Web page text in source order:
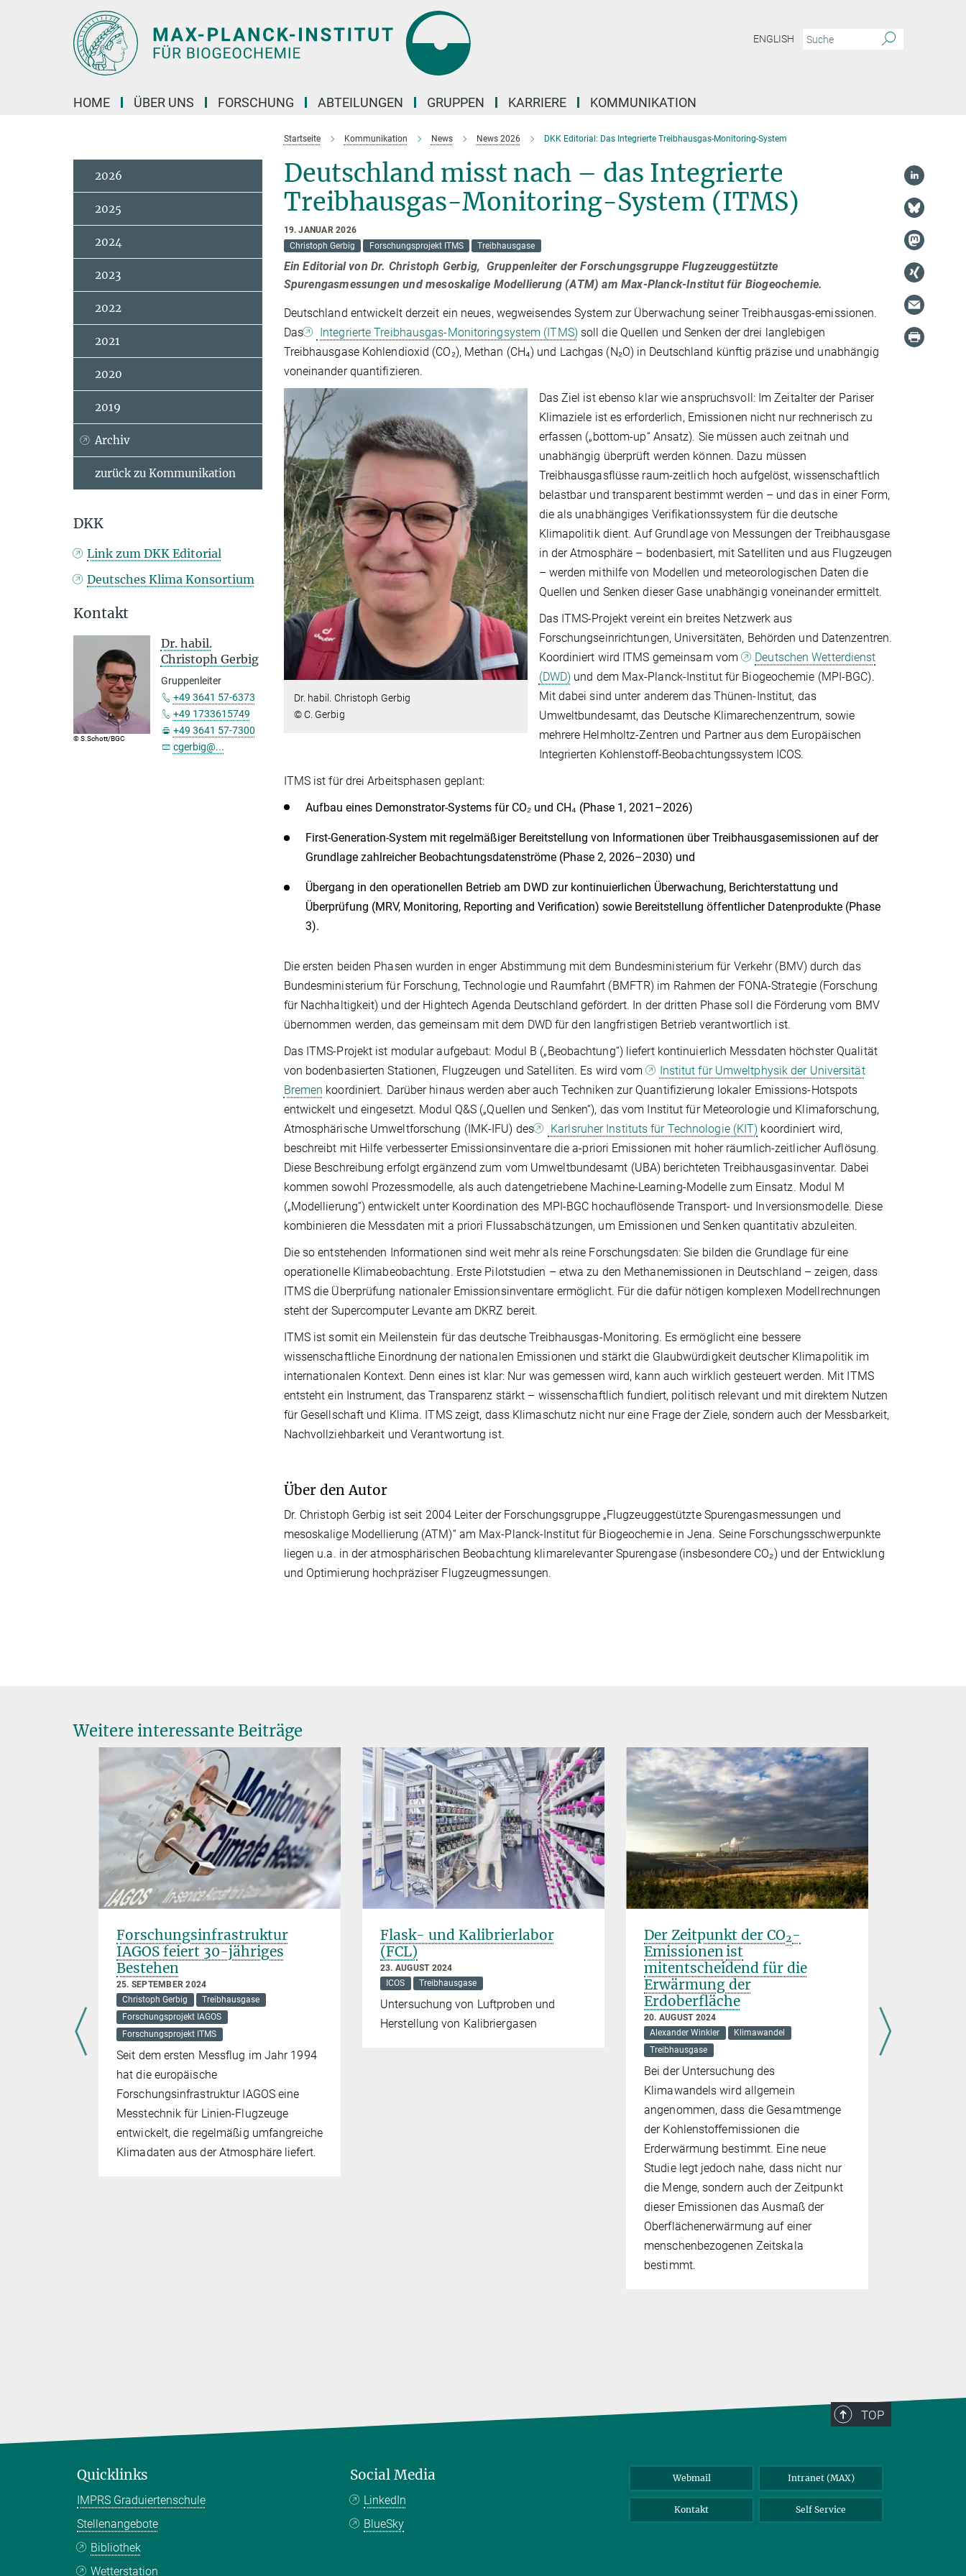
ENGLISH
HOME ÜBER UNS FORSCHUNG ABTEILUNGEN GRUPPEN KARRIERE KOMMUNIKATION
Startseite Kommunikation News News 2026 DKK Editorial: Das Integrierte Treibhausgas-Monitoring-System
Deutschland misst nach – das Integrierte
Treibhausgas-Monitoring-System (ITMS)
19. JANUAR 2026
Christoph Gerbig
Forschungsprojekt ITMS Treibhausgase
Ein Editorial von Dr. Christoph Gerbig, Gruppenleiter der Forschungsgruppe Flugzeuggestützte
Spurengasmessungen und mesoskalige Modellierung (ATM) am Max-Planck-Institut für Biogeochemie.
Deutschland entwickelt derzeit ein neues, wegweisendes System zur Überwachung seiner Treibhausgas-emissionen.
Das
Integrierte Treibhausgas-Monitoringsystem (ITMS) soll die Quellen und Senken der drei langlebigen
Treibhausgase Kohlendioxid (CO₂), Methan (CH₄) und Lachgas (N₂O) in Deutschland künftig präzise und unabhängig
voneinander quantifizieren.
Dr. habil. Christoph Gerbig
© C. Gerbig
Das Ziel ist ebenso klar wie anspruchsvoll: Im Zeitalter der Pariser
Klimaziele ist es erforderlich, Emissionen nicht nur rechnerisch zu
erfassen („bottom-up“ Ansatz). Sie müssen auch zeitnah und
unabhängig überprüft werden können. Dazu müssen
Treibhausgasflüsse raum-zeitlich hoch aufgelöst, wissenschaftlich
belastbar und transparent bestimmt werden – und das in einer Form,
die als unabhängiges Verifikationssystem für die deutsche
Klimapolitik dient. Auf Grundlage von Messungen der Treibhausgase
in der Atmosphäre – bodenbasiert, mit Satelliten und aus Flugzeugen
– werden mithilfe von Modellen und meteorologischen Daten die
Quellen und Senken dieser Gase unabhängig voneinander ermittelt.
Das ITMS-Projekt vereint ein breites Netzwerk aus
Forschungseinrichtungen, Universitäten, Behörden und Datenzentren.
Koordiniert wird ITMS gemeinsam vom
Deutschen Wetterdienst
(DWD) und dem Max-Planck-Institut für Biogeochemie (MPI-BGC).
Mit dabei sind unter anderem das Thünen-Institut, das
Umweltbundesamt, das Deutsche Klimarechenzentrum, sowie
mehrere Helmholtz-Zentren und Partner aus dem Europäischen
Integrierten Kohlenstoff-Beobachtungssystem ICOS.
ITMS ist für drei Arbeitsphasen geplant:
Aufbau eines Demonstrator-Systems für CO₂ und CH₄ (Phase 1, 2021–2026)
First-Generation-System mit regelmäßiger Bereitstellung von Informationen über Treibhausgasemissionen auf der
Grundlage zahlreicher Beobachtungsdatenströme (Phase 2, 2026–2030) und
Übergang in den operationellen Betrieb am DWD zur kontinuierlichen Überwachung, Berichterstattung und
Überprüfung (MRV, Monitoring, Reporting and Verification) sowie Bereitstellung öffentlicher Datenprodukte (Phase
3).
Die ersten beiden Phasen wurden in enger Abstimmung mit dem Bundesministerium für Verkehr (BMV) durch das
Bundesministerium für Forschung, Technologie und Raumfahrt (BMFTR) im Rahmen der FONA-Strategie (Forschung
für Nachhaltigkeit) und der Hightech Agenda Deutschland gefördert. In der dritten Phase soll die Förderung vom BMV
übernommen werden, das gemeinsam mit dem DWD für den langfristigen Betrieb verantwortlich ist.
Das ITMS-Projekt ist modular aufgebaut: Modul B („Beobachtung“) liefert kontinuierlich Messdaten höchster Qualität
von bodenbasierten Stationen, Flugzeugen und Satelliten. Es wird vom
Institut für Umweltphysik der Universität
Bremen koordiniert. Darüber hinaus werden aber auch Techniken zur Quantifizierung lokaler Emissions-Hotspots
entwickelt und eingesetzt. Modul Q&S („Quellen und Senken“), das vom Institut für Meteorologie und Klimaforschung,
Atmosphärische Umweltforschung (IMK-IFU) des
Karlsruher Instituts für Technologie (KIT) koordiniert wird,
beschreibt mit Hilfe verbesserter Emissionsinventare die a-priori Emissionen mit hoher räumlich-zeitlicher Auflösung.
Diese Beschreibung erfolgt ergänzend zum vom Umweltbundesamt (UBA) berichteten Treibhausgasinventar. Dabei
kommen sowohl Prozessmodelle, als auch datengetriebene Machine-Learning-Modelle zum Einsatz. Modul M
(„Modellierung“) entwickelt unter Koordination des MPI-BGC hochauflösende Transport- und Inversionsmodelle. Diese
kombinieren die Messdaten mit a priori Flussabschätzungen, um Emissionen und Senken quantitativ abzuleiten.
Die so entstehenden Informationen sind weit mehr als reine Forschungsdaten: Sie bilden die Grundlage für eine
operationelle Klimabeobachtung. Erste Pilotstudien – etwa zu den Methanemissionen in Deutschland – zeigen, dass
ITMS die Überprüfung nationaler Emissionsinventare ermöglicht. Für die dafür nötigen komplexen Modellrechnungen
steht der Supercomputer Levante am DKRZ bereit.
ITMS ist somit ein Meilenstein für das deutsche Treibhausgas-Monitoring. Es ermöglicht eine bessere
wissenschaftliche Einordnung der nationalen Emissionen und stärkt die Glaubwürdigkeit deutscher Klimapolitik im
internationalen Kontext. Denn eines ist klar: Nur was gemessen wird, kann auch wirklich gesteuert werden. Mit ITMS
entsteht ein Instrument, das Transparenz stärkt – wissenschaftlich fundiert, politisch relevant und mit direktem Nutzen
für Gesellschaft und Klima. ITMS zeigt, dass Klimaschutz nicht nur eine Frage der Ziele, sondern auch der Messbarkeit,
Nachvollziehbarkeit und Verantwortung ist.
Über den Autor
Dr. Christoph Gerbig ist seit 2004 Leiter der Forschungsgruppe „Flugzeuggestützte Spurengasmessungen und
mesoskalige Modellierung (ATM)“ am Max-Planck-Institut für Biogeochemie in Jena. Seine Forschungsschwerpunkte
liegen u.a. in der atmosphärischen Beobachtung klimarelevanter Spurengase (insbesondere CO₂) und der Entwicklung
und Optimierung hochpräziser Flugzeugmessungen.
2026
2025
2024
2023
2022
2021
2020
2019
Archiv
zurück zu Kommunikation
DKK
Link zum DKK Editorial
Deutsches Klima Konsortium
Kontakt
© S.Schott/BGC
Dr. habil.
Christoph Gerbig
Gruppenleiter
+49 3641 57-6373
+49 1733615749
+49 3641 57-7300
cgerbig@...
Weitere interessante Beiträge
Forschungsinfrastruktur
IAGOS feiert 30-jähriges
Bestehen
25. SEPTEMBER 2024
Christoph Gerbig
Treibhausgase
Forschungsprojekt IAGOS
Forschungsprojekt ITMS
Seit dem ersten Messflug im Jahr 1994
hat die europäische
Forschungsinfrastruktur IAGOS eine
Messtechnik für Linien-Flugzeuge
entwickelt, die regelmäßig umfangreiche
Klimadaten aus der Atmosphäre liefert.
Flask- und Kalibrierlabor
(FCL)
23. AUGUST 2024
ICOS
Treibhausgase
Untersuchung von Luftproben und
Herstellung von Kalibriergasen
Der Zeitpunkt der CO2-
Emissionen ist
mitentscheidend für die
Erwärmung der
Erdoberfläche
20. AUGUST 2024
Alexander Winkler
Klimawandel
Treibhausgase
Bei der Untersuchung des
Klimawandels wird allgemein
angenommen, dass die Gesamtmenge
der Kohlenstoffemissionen die
Erderwärmung bestimmt. Eine neue
Studie legt jedoch nahe, dass nicht nur
die Menge, sondern auch der Zeitpunkt
dieser Emissionen das Ausmaß der
Oberflächenerwärmung auf einer
menschenbezogenen Zeitskala
bestimmt.
TOP
Quicklinks
IMPRS Graduiertenschule
Stellenangebote
Bibliothek
Wetterstation
Social Media
LinkedIn
BlueSky
Webmail Intranet (MAX)
Kontakt Self Service